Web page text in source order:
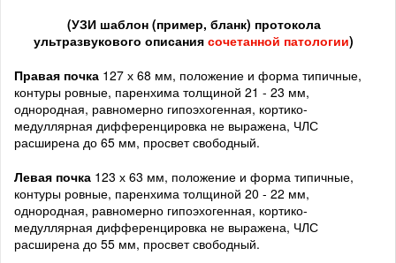
(УЗИ шаблон (пример, бланк) протокола
ультразвукового описания сочетанной патологии)
Правая почка 127 х 68 мм, положение и форма типичные,
контуры ровные, паренхима толщиной 21 - 23 мм,
однородная, равномерно гипоэхогенная, кортико-
медуллярная дифференцировка не выражена, ЧЛС
расширена до 65 мм, просвет свободный.
Левая почка 123 х 63 мм, положение и форма типичные,
контуры ровные, паренхима толщиной 20 - 22 мм,
однородная, равномерно гипоэхогенная, кортико-
медуллярная дифференцировка не выражена, ЧЛС
расширена до 55 мм, просвет свободный.